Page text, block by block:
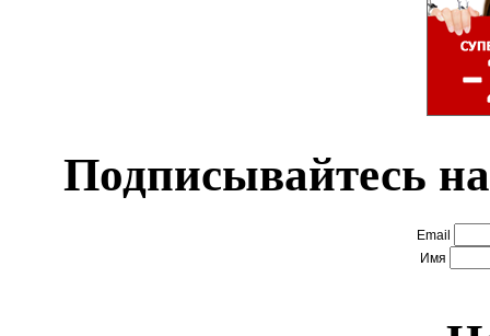
Подписывайтесь
Email
Имя